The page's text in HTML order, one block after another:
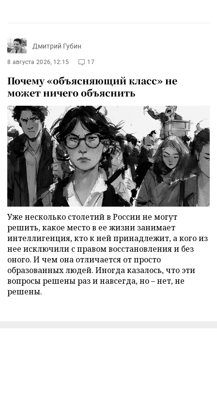
Дмитрий Губин
8 августа 2026, 12:15 17
Почему «объясняющий класс» не
может ничего объяснить
Уже несколько столетий в России не могут
решить, какое место в ее жизни занимает
интеллигенция, кто к ней принадлежит, а кого из
нее исключили с правом восстановления и без
оного. И чем она отличается от просто
образованных людей. Иногда казалось, что эти
вопросы решены раз и навсегда, но – нет, не
решены.